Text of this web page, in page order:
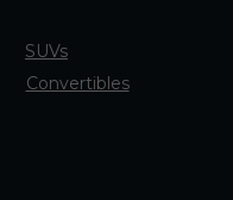
SUVs
Convertibles